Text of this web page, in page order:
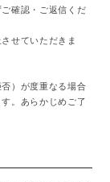
確認・ご返信くだ
せていただきま
）が度重なる場合
。あらかじめご了